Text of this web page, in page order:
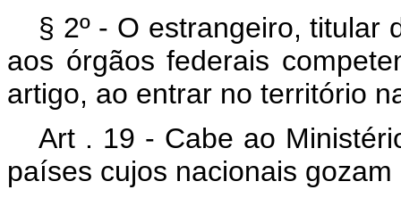
§ 2º - O estrangeiro, titular
aos órgãos federais
artigo, ao entrar no território
Art . 19 - Cabe ao
países cujos nacionais